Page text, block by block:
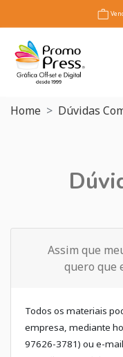
Home Dúvidas
Assim que
quero que
Todos os materiais
empresa, mediante
97626-3781) ou e-mail